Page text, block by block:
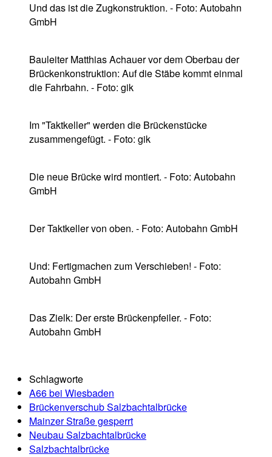
Und das ist die Zugkonstruktion. - Foto: Autobahn
GmbH
Bauleiter Matthias Achauer vor dem Oberbau der
Brückenkonstruktion: Auf die Stäbe kommt einmal
die Fahrbahn. - Foto: gik
Im "Taktkeller" werden die Brückenstücke
zusammengefügt. - Foto: gik
Die neue Brücke wird montiert. - Foto: Autobahn
GmbH
Der Taktkeller von oben. - Foto: Autobahn GmbH
Und: Fertigmachen zum Verschieben! - Foto:
Autobahn GmbH
Das Zielk: Der erste Brückenpfeiler. - Foto:
Autobahn GmbH
Schlagworte
A66 bei Wiesbaden
Brückenverschub Salzbachtalbrücke
Mainzer Straße gesperrt
Neubau Salzbachtalbrücke
Salzbachtalbrücke